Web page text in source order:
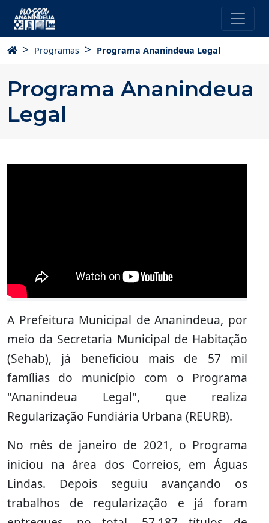
Página Inicial
> Programas > Programa Ananindeua Legal
Programa Ananindeua
Legal
A Prefeitura Municipal de Ananindeua, por
meio da Secretaria Municipal de Habitação
(Sehab), já beneficiou mais de 57 mil
famílias do município com o Programa
"Ananindeua Legal", que realiza
Regularização Fundiária Urbana (REURB).
No mês de janeiro de 2021, o Programa
iniciou na área dos Correios, em Águas
Lindas. Depois seguiu avançando os
trabalhos de regularização e já foram